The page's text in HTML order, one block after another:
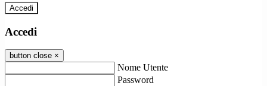
Accedi
Accedi
button close ×
Nome Utente
Password